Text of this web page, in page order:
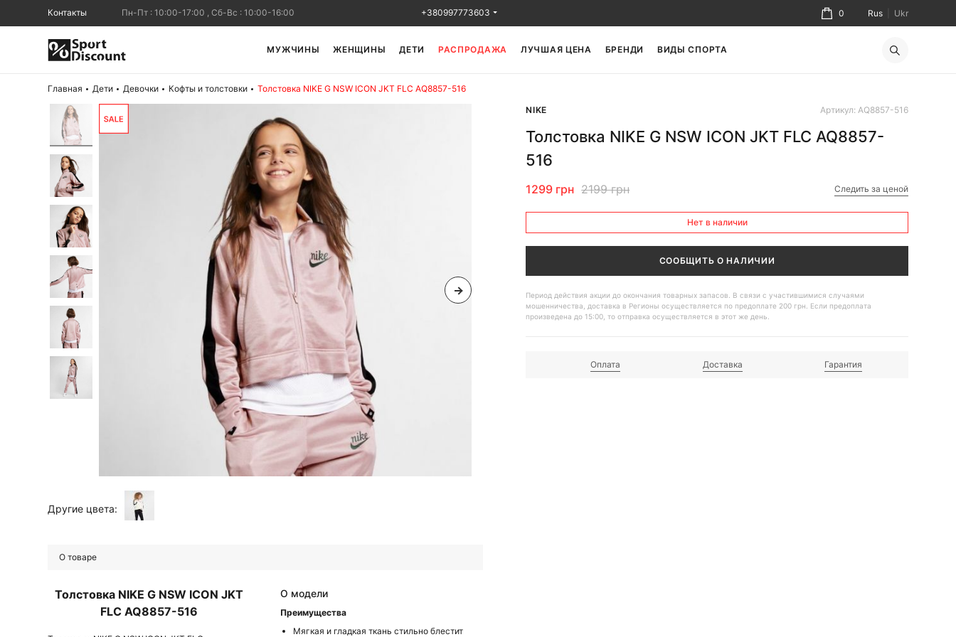
МУЖЧИНЫ ЖЕНЩИНЫ ДЕТИ РАСПРОДАЖА ЛУЧШАЯ ЦЕНА БРЕНДИ ВИДЫ СПОРТА
+380997773603
Контакты Пн-Пт : 10:00-17:00 , Сб-Вс : 10:00-16:00 0 Rus Ukr
Главная Дети Девочки Кофты и толстовки
Толстовка NIKE G NSW ICON JKT FLC AQ8857-516
NIKE
Артикул: AQ8857-516
Толстовка NIKE G NSW ICON JKT FLC AQ8857-
516
1299 грн 2199 грн Следить за ценой
Нет в наличии
СООБЩИТЬ О НАЛИЧИИ
Период действия акции до окончания товарных запасов. В связи с участившимися случаями
мошенничества, доставка в Регионы осуществляется по предоплате 200 грн. Если предоплата
произведена до 15:00, то отправка осуществляется в этот же день.
Оплата Доставка Гарантия
Другие цвета:
О товаре
Толстовка NIKE G NSW ICON JKT
FLC AQ8857-516
О модели
Преимущества
Мягкая и гладкая ткань стильно блестит